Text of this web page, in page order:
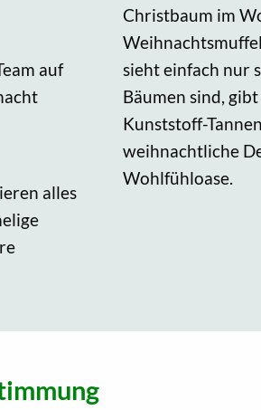
auf
alles
Christbaum im
sieht einfach nur
Bäumen sind,
Kunststoff-
weihnachtliche
Wohlfühloase.